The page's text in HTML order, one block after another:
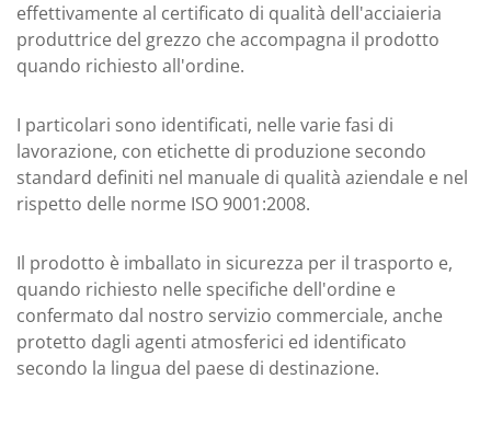
effettivamente al certificato di qualità dell'acciaieria
produttrice del grezzo che accompagna il prodotto
quando richiesto all'ordine.
I particolari sono identificati, nelle varie fasi di
lavorazione, con etichette di produzione secondo
standard definiti nel manuale di qualità aziendale e nel
rispetto delle norme ISO 9001:2008.
Il prodotto è imballato in sicurezza per il trasporto e,
quando richiesto nelle specifiche dell'ordine e
confermato dal nostro servizio commerciale, anche
protetto dagli agenti atmosferici ed identificato
secondo la lingua del paese di destinazione.